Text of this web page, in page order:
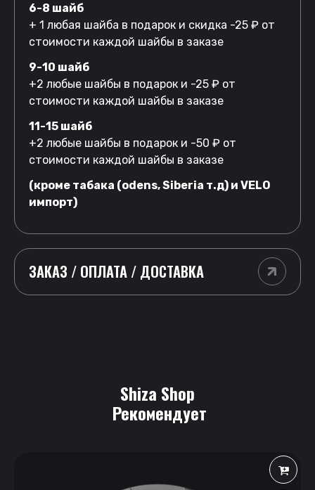
6-8 шайб
+ 1 любая шайба в подарок и скидка -25 ₽ от
стоимости каждой шайбы в заказе
9-10 шайб
+2 любые шайбы в подарок и -25 ₽ от
стоимости каждой шайбы в заказе
11-15 шайб
+2 любые шайбы в подарок и -50 ₽ от
стоимости каждой шайбы в заказе
(кроме табака (odens, Siberia т.д) и VELO
импорт)
ЗАКАЗ / ОПЛАТА / ДОСТАВКА
Shiza Shop
Рекомендует